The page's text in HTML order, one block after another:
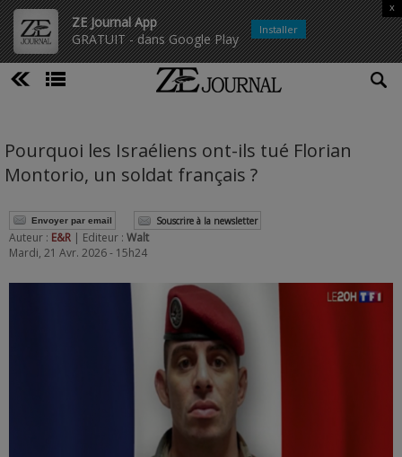
ZE Journal App
GRATUIT - dans Google Play
x
Installer
Pourquoi les Israéliens ont-ils tué Florian
Montorio, un soldat français ?
Envoyer par email Souscrire à la newsletter
Auteur : E&R | Editeur : Walt
Mardi, 21 Avr. 2026 - 15h24